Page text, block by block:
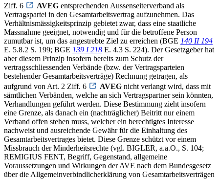
Ziff. 6
AVEG entsprechenden Aussenseiterverband als
Vertragspartei in den Gesamtarbeitsvertrag aufzunehmen. Das
Verhältnismässigkeitsprinzip gebietet zwar, dass eine staatliche
Massnahme geeignet, notwendig und für die betroffene Person
zumutbar ist, um das angestrebte Ziel zu erreichen (BGE 140 II 194
E. 5.8.2 S. 199; BGE 139 I 218 E. 4.3 S. 224). Der Gesetzgeber hat
aber diesem Prinzip insofern bereits zum Schutz der
vertragsschliessenden Verbände (bzw. der Vertragsparteien
bestehender Gesamtarbeitsverträge) Rechnung getragen, als
aufgrund von Art. 2 Ziff. 6
AVEG nicht verlangt wird, dass mit
sämtlichen Verbänden, welche an sich Vertragspartner sein könnten,
Verhandlungen geführt werden. Diese Bestimmung zieht insofern
eine Grenze, als danach ein (nachträglicher) Beitritt nur einem
Verband offen stehen muss, welcher ein berechtigtes Interesse
nachweist und ausreichende Gewähr für die Einhaltung des
Gesamtarbeitsvertrages bietet. Diese Grenze schützt vor einem
Missbrauch der Minderheitsrechte (vgl. BIGLER, a.a.O., S. 104;
REMIGIUS FENT, Begriff, Gegenstand, allgemeine
Voraussetzungen und Wirkungen der AVE nach dem Bundesgesetz
über die Allgemeinverbindlicherklärung von Gesamtarbeitsverträgen